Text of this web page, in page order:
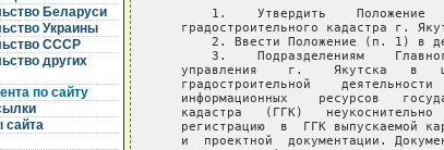
Беларуси
Украины
СССР
других
по сайту
сайта